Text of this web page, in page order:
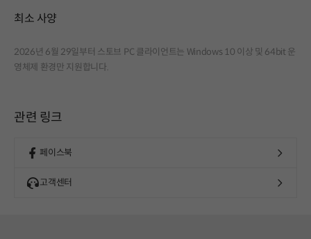
최소 사양
2026년 6월 29일부터 스토브 PC 클라이언트는 Windows 10 이상 및 64bit 운
영체제 환경만 지원합니다.
관련 링크
페이스북
고객센터